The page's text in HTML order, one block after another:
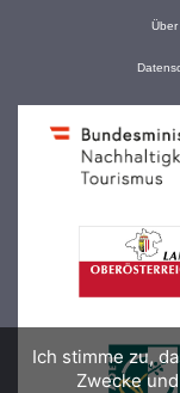
Über
Ich stimme zu,
Zwecke